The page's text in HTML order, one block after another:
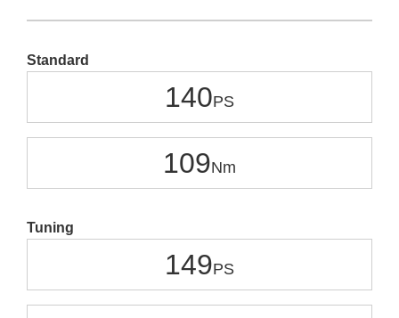
Standard
140
109
Tuning
149